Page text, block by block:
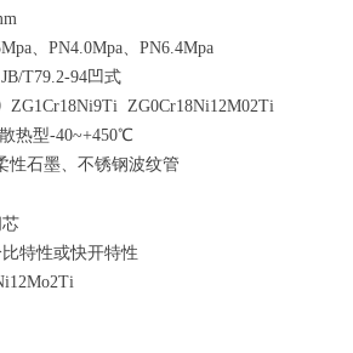
、PN4.0Mpa、PN6.4Mpa
JB/T79.2-94凹式
ZG0Cr18Ni12M02Ti
热型-40~+450℃
石墨、不锈钢波纹管
特性或快开特性